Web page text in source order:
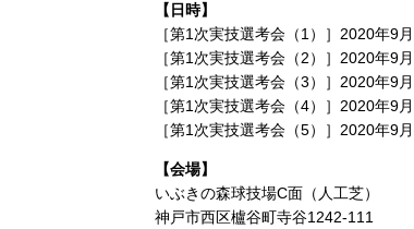
【日時】
［第1次実技選考会（1）］2020年9
［第1次実技選考会（2）］2020年9
［第1次実技選考会（3）］2020年9
［第1次実技選考会（4）］2020年9
［第1次実技選考会（5）］2020年9
【会場】
いぶきの森球技場C面（人工芝）
神戸市西区櫨谷町寺谷1242-111